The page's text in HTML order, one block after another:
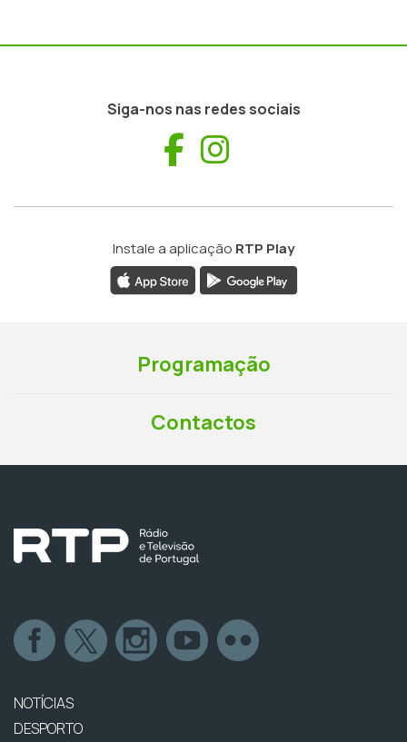
Siga-nos nas redes sociais
Facebook
Instale a aplicação RTP Play
Programação
Contactos
NOTÍCIAS
DESPORTO